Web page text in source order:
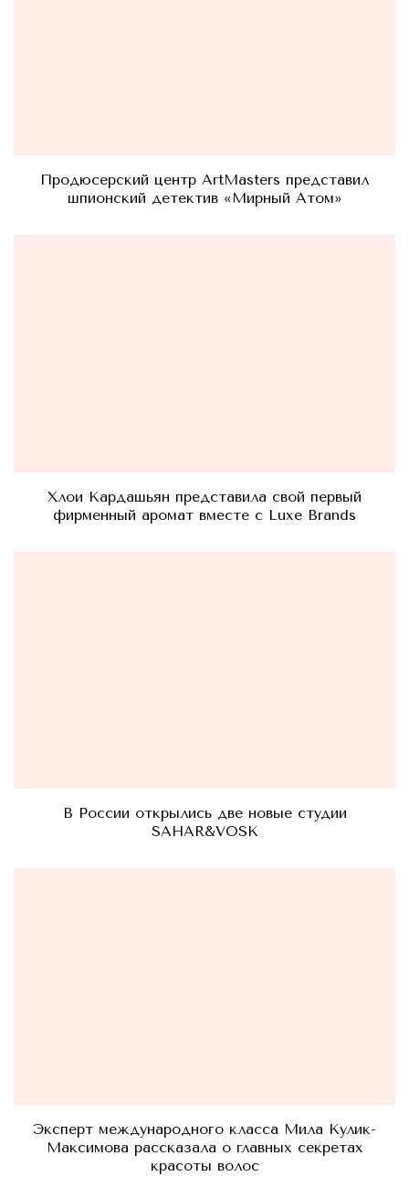
Продюсерский центр ArtMasters представил
шпионский детектив «Мирный Атом»
Хлои Кардашьян представила свой первый
фирменный аромат вместе с Luxe Brands
В России открылись две новые студии
SAHAR&VOSK
Эксперт международного класса Мила Кулик-
Максимова рассказала о главных секретах
красоты волос